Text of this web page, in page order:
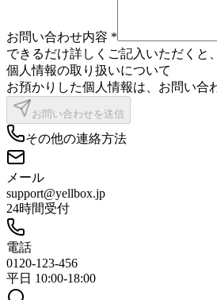
お問い合わせ内容 *
できるだけ詳しくご記入いただくと
個人情報の取り扱いについて
お預かりした個人情報は、お問い合
お問い合わせを送信
その他の連絡方法
メール
support@yellbox.jp
24時間受付
電話
0120-123-456
平日 10:00-18:00